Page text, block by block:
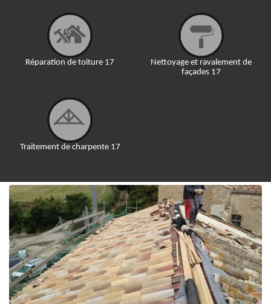
Réparation de toiture 17
Traitement de charpente 17
Nettoyage et ravalement de
façades 17